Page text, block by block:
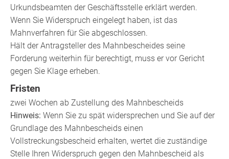
Urkundsbeamten der Geschäftsstelle erklärt werden.
Wenn Sie Widerspruch eingelegt haben, ist das
Mahnverfahren für Sie abgeschlossen.
Hält der Antragsteller des Mahnbescheides seine
Forderung weiterhin für berechtigt, muss er vor Gericht
gegen Sie Klage erheben.
Fristen
zwei Wochen ab Zustellung des Mahnbescheids
Hinweis: Wenn Sie zu spät widersprechen und Sie auf der
Grundlage des Mahnbescheids einen
Vollstreckungsbescheid erhalten, wertet die zuständige
Stelle Ihren Widerspruch gegen den Mahnbescheid als